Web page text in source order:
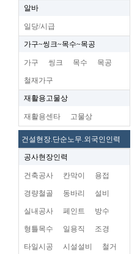
알바
일당/시급
가구~씽크~목수~목공
가구 씽크 목수 목공
철재가구
재활용고물상
재활용센타 고물상
건설현장.단순노무.외국인인력
공사현장인력
건축공사 칸막이 용접
경량철골 동바리 설비
실내공사 페인트 방수
형틀목수 일용직 조경
타일시공 시설설비 철거